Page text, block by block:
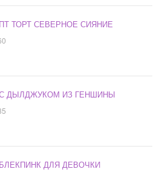
ТОРТ СЕВЕРНОЕ СИЯНИЕ
ДЫЛДЖУКОМ ИЗ ГЕНШИНЫ
ДЛЯ ДЕВОЧКИ